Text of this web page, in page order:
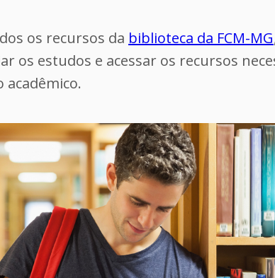
os recursos da biblioteca da FCM-MG
os estudos e acessar os recursos
acadêmico.